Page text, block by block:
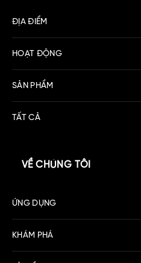
ĐỊA ĐIỂM
HOẠT ĐỘNG
SẢN PHẨM
TẤT CẢ
VỀ CHÚNG TÔI
ỨNG DỤNG
KHÁM PHÁ